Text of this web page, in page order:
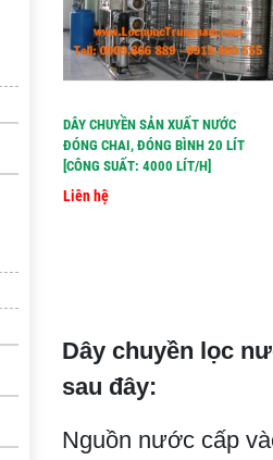
DÂY CHUYỀN SẢN XUẤT NƯỚC
ĐÓNG CHAI, ĐÓNG BÌNH 20 LÍT
[CÔNG SUẤT: 4000 LÍT/H]
Liên hệ
Dây chuyền lọc
sau đây:
Nguồn nước cấp